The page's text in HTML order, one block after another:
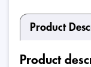
Product
Product